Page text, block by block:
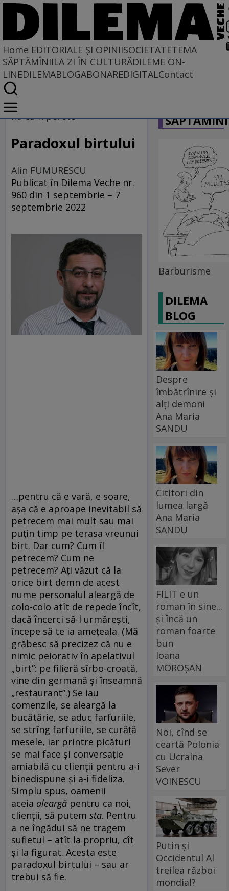
Home EDITORIALE ȘI OPINIISOCIETATETEMA
SĂPTĂMÎNIILA ZI ÎN CULTURĂDILEME ON-
LINEDILEMABLOGABONAREDIGITALContact
Home
EDITORIALE ȘI OPINII
TÎLC SHOW
nu ca-n perete
Paradoxul birtului
Alin FUMURESCU
Publicat în Dilema Veche nr.
960 din 1 septembrie – 7
septembrie 2022
…pentru că e vară, e soare,
așa că e aproape inevitabil să
petrecem mai mult sau mai
puțin timp pe terasa vreunui
birt. Dar cum? Cum îl
petrecem? Cum ne
petrecem? Ați văzut că la
orice birt demn de acest
nume personalul aleargă de
colo-colo atît de repede încît,
dacă încerci să-l urmărești,
începe să te ia amețeala. (Mă
grăbesc să precizez că nu e
nimic peiorativ în apelativul
„birt”: pe filieră sîrbo-croată,
vine din germană și înseamnă
„restaurant”.) Se iau
comenzile, se aleargă la
bucătărie, se aduc farfuriile,
se strîng farfuriile, se curăță
mesele, iar printre picături
se mai face și conversație
amiabilă cu clienții pentru a-i
binedispune și a-i fideliza.
Simplu spus, oamenii
aceia aleargă pentru ca noi,
clienții, să putem sta. Pentru
a ne îngădui să ne tragem
sufletul – atît la propriu, cît
și la figurat. Acesta este
paradoxul birtului – sau ar
trebui să fie.
Barburisme
DILEMA
BLOG
Despre
îmbătrînire și
alți demoni
Ana Maria
SANDU
Cititori din
lumea largă
Ana Maria
SANDU
FILIT e un
roman în sine...
și încă un
roman foarte
bun
Ioana
MOROȘAN
Noi, cînd se
ceartă Polonia
cu Ucraina
Sever
VOINESCU
Putin și
Occidentul Al
treilea război
mondial?